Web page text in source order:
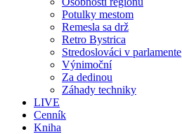
Potulky mestom
Remesla sa drž
Retro Bystrica
Stredoslováci v parlamente
Výnimoční
Za dedinou
Záhady techniky
LIVE
Cenník
Kniha